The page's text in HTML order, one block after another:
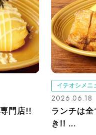
門店!!
イチオシメニ
2026.06.18
ランチは
き!! ...